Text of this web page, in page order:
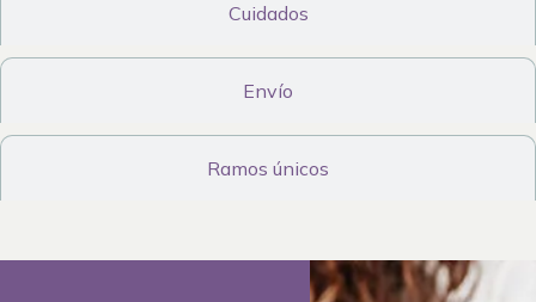
Cuidados
Envío
Ramos únicos